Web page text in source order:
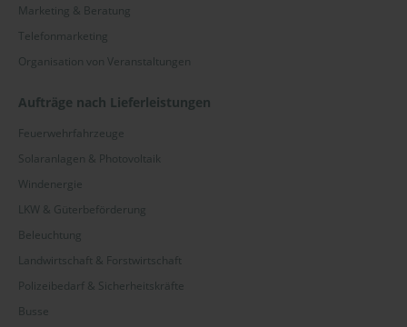
Marketing & Beratung
Telefonmarketing
Organisation von Veranstaltungen
Aufträge nach Lieferleistungen
Feuerwehrfahrzeuge
Solaranlagen & Photovoltaik
Windenergie
LKW & Güterbeförderung
Beleuchtung
Landwirtschaft & Forstwirtschaft
Polizeibedarf & Sicherheitskräfte
Busse